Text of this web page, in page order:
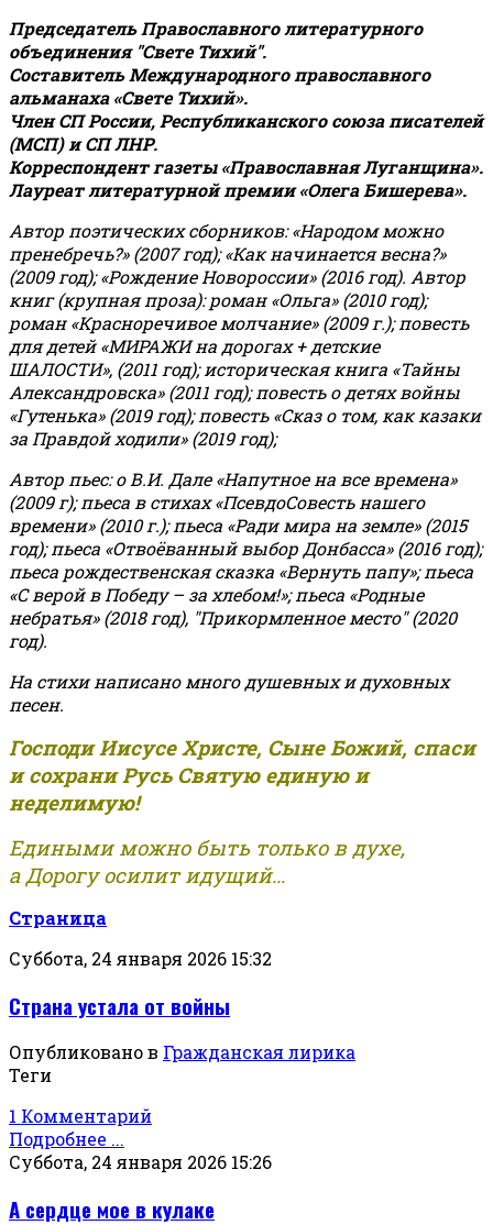
Председатель Православного литературного
объединения "Свете Тихий".
Составитель Международного православного
альманаха «Свете Тихий».
Член СП России, Республиканского союза писателей
(МСП) и СП ЛНР.
Корреспондент газеты «Православная Луганщина».
Лауреат литературной премии «Олега Бишерева».
Автор поэтических сборников: «Народом можно
пренебречь?» (2007 год); «Как начинается весна?»
(2009 год); «Рождение Новороссии» (2016 год). Автор
книг (крупная проза): роман «Ольга» (2010 год);
роман «Красноречивое молчание» (2009 г.); повесть
для детей «МИРАЖИ на дорогах + детские
ШАЛОСТИ», (2011 год); историческая книга «Тайны
Александровска» (2011 год); повесть о детях войны
«Гутенька» (2019 год); повесть «Сказ о том, как казаки
за Правдой ходили» (2019 год);
Автор пьес: о В.И. Дале «Напутное на все времена»
(2009 г); пьеса в стихах «ПсевдоСовесть нашего
времени» (2010 г.); пьеса «Ради мира на земле» (2015
год); пьеса «Отвоёванный выбор Донбасса» (2016 год);
пьеса рождественская сказка «Вернуть папу»; пьеса
«С верой в Победу – за хлебом!»;пьеса «Родные
небратья» (2018 год), "Прикормленное место" (2020
год).
На стихи написано много душевных и духовных
песен.
Господи Иисусе Христе, Сыне Божий, спаси
и сохрани Русь Святую единую и
неделимую!
Едиными можно быть только в духе,
а Дорогу осилит идущий...
Страница
Суббота, 24 января 2026 15:32
Страна устала от войны
Опубликовано в Гражданская лирика
Теги
1 Комментарий
Подробнее ...
Суббота, 24 января 2026 15:26
А сердце мое в кулаке